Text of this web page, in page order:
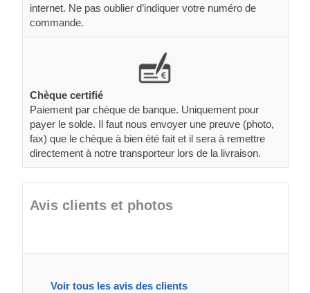
internet. Ne pas oublier d’indiquer votre numéro de
commande.
Chèque certifié
Paiement par chèque de banque. Uniquement pour
payer le solde. Il faut nous envoyer une preuve (photo,
fax) que le chèque à bien été fait et il sera à remettre
directement à notre transporteur lors de la livraison.
Avis clients et photos
Voir tous les avis des clients